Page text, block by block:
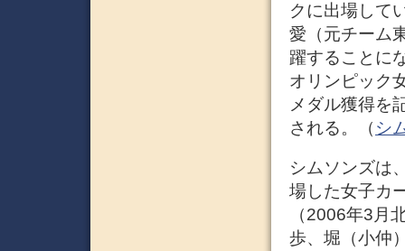
クに出場して
愛（元チーム
躍することに
オリンピック
メダル獲得を
される。（ シ
シムソンズは
場した女子カ
（2006年3月
歩、堀（小仲